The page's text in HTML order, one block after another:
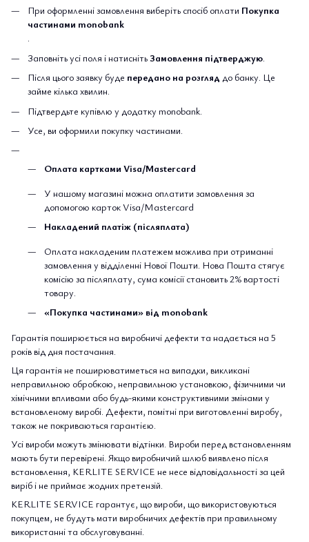
При оформленні замовлення виберіть спосіб оплати Покупка
частинами monobank
.
Заповніть усі поля і натиснітьЗамовлення підтверджую.
Після цього заявку буде передано на розгляд до банку. Це
займе кілька хвилин.
Підтвердьте купівлю у додатку monobank.
Усе, ви оформили покупку частинами.
Оплата картками Visa/Mastercard
У нашому магазині можна оплатити замовлення за
допомогою карток Visa/Mastercard
Накладений платіж (післяплата)
Оплата накладеним платежем можлива при отриманні
замовлення у відділенні Нової Пошти. Нова Пошта стягує
комісію за післяплату, сума комісії становить 2% вартості
товару.
«Покупка частинами» від monobank
Гарантія поширюється на виробничі дефекти та надається на 5
років від дня постачання.
Ця гарантія не поширюватиметься на випадки, викликані
неправильною обробкою, неправильною установкою, фізичними чи
хімічними впливами або будь-якими конструктивними змінами у
встановленому виробі. Дефекти, помітні при виготовленні виробу,
також не покриваються гарантією.
Усі вироби можуть змінювати відтінки. Вироби перед встановленням
мають бути перевірені. Якщо виробничий шлюб виявлено після
встановлення, KERLITE SERVICE не несе відповідальності за цей
виріб і не приймає жодних претензій.
KERLITE SERVICE гарантує, що вироби, що використовуються
покупцем, не будуть мати виробничих дефектів при правильному
використанні та обслуговуванні.